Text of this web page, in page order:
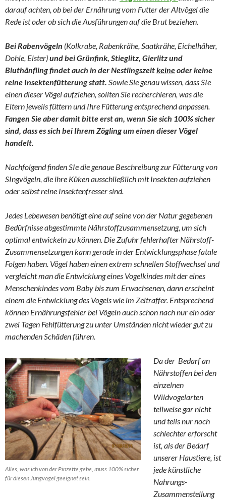
darauf achten, ob bei der Ernährung vom Futter der Altvögel die
Rede ist oder ob sich die Ausführungen auf die Brut beziehen.
Bei Rabenvögeln (Kolkrabe, Rabenkrähe, Saatkrähe, Eichelhäher,
Dohle, Elster)und bei Grünfink, Stieglitz, Gierlitz und
Bluthänfling findet auch in der Nestlingszeitkeineoder keine
reine Insektenfütterung statt. Sowie Sie genau wissen, dass SIe
einen dieser Vögel aufziehen, sollten Sie recherchieren, was die
Eltern jeweils füttern und Ihre Fütterung entsprechend anpassen.
Fangen Sie aber damit bitte erst an, wenn Sie sich 100% sicher
sind, dass es sich bei Ihrem Zögling um einen dieser Vögel
handelt.
Nachfolgend finden SIe die genaue Beschreibung zur Fütterung von
SIngvögeln, die ihre Küken ausschließlich mit Insekten aufziehen
oder selbst reine Insektenfresser sind.
Jedes Lebewesen benötigt eine auf seine von der Natur gegebenen
Bedürfnisse abgestimmte Nährstoffzusammensetzung, um sich
optimal entwickeln zu können. Die Zufuhr fehlerhafter Nährstoff-
Zusammensetzungen kann gerade in der Entwicklungsphase fatale
Folgen haben. Vögel haben einen extrem schnellen Stoffwechsel und
vergleicht man die Entwicklung eines Vogelkindes mit der eines
Menschenkindes vom Baby bis zum Erwachsenen, dann erscheint
einem die Entwicklung des Vogels wie im Zeitraffer. Entsprechend
können Ernährungsfehler bei Vögeln auch schon nach nur ein oder
zwei Tagen Fehlfütterung zu unter Umständen nicht wieder gut zu
machenden Schäden führen.
Alles, was ich von der Pinzette gebe, muss 100% sicher
für diesen Jungvogel geeignet sein.
Da der Bedarf an
Nährstoffen bei den
einzelnen
Wildvogelarten
teilweise gar nicht
und teils nur noch
schlechter erforscht
ist, als der Bedarf
unserer Haustiere, ist
jede künstliche
Nahrungs-
Zusammenstellung